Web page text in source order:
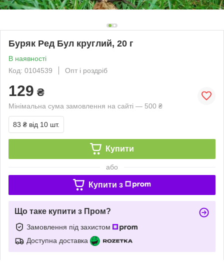
Буряк Ред Бул круглий, 20 г
В наявності
Код: 0104539
Опт і роздріб
129 ₴
Мінімальна сума замовлення на сайті — 500 ₴
83 ₴ від 10 шт.
Купити
або
Купити з
Що таке купити з Пром?
Замовлення під захистом
Доступна доставка